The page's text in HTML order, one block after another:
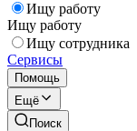
Ищу работу
Ищу работу
Ищу сотрудника
Сервисы
Помощь
Ещё
Поиск